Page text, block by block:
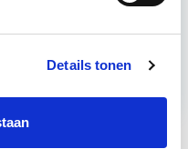
Details tonen